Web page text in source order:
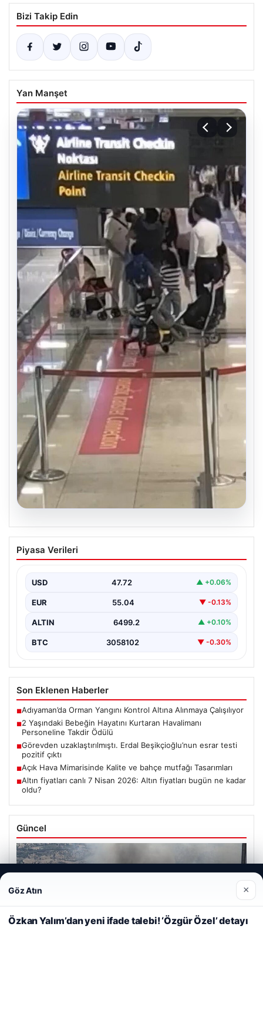
Bizi Takip Edin
Yan Manşet
2 Yaşındaki Bebeğin Hayatını Kurtaran
Havalimanı Personeline Takdir Ödülü
olayda, ailesiyle seyahat eden 2 yaşındaki Liam adlı
bebeğin…
Piyasa Verileri
USD 47.72 ▲ +0.06%
EUR 55.04 ▼ -0.13%
ALTIN 6499.2 ▲ +0.10%
BTC 3058102 ▼ -0.30%
Son Eklenen Haberler
■Adıyaman’da Orman Yangını Kontrol Altına Alınmaya Çalışılıyor
■2 Yaşındaki Bebeğin Hayatını Kurtaran Havalimanı
Personeline Takdir Ödülü
■Görevden uzaklaştırılmıştı. Erdal Beşikçioğlu’nun esrar testi
pozitif çıktı
■Açık Hava Mimarisinde Kalite ve bahçe mutfağı Tasarımları
■Altın fiyatları canlı 7 Nisan 2026: Altın fiyatları bugün ne kadar
oldu?
Güncel
Adıyaman’da Orman Yangını Kontrol Altına Alınmaya
Çalışılıyor
deneyiminizi kişiselleştirmek ve geliştirmek amacıyla çerezler
kullanıyoruz.Çerez Politikamız
Reddet Kabul Et
Göz Atın ×
Özkan Yalım’dan yeni ifade talebi! ‘Özgür Özel’ detayı